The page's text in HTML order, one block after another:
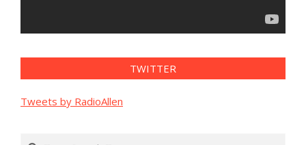
TWITTER
Tweets by RadioAllen
Search